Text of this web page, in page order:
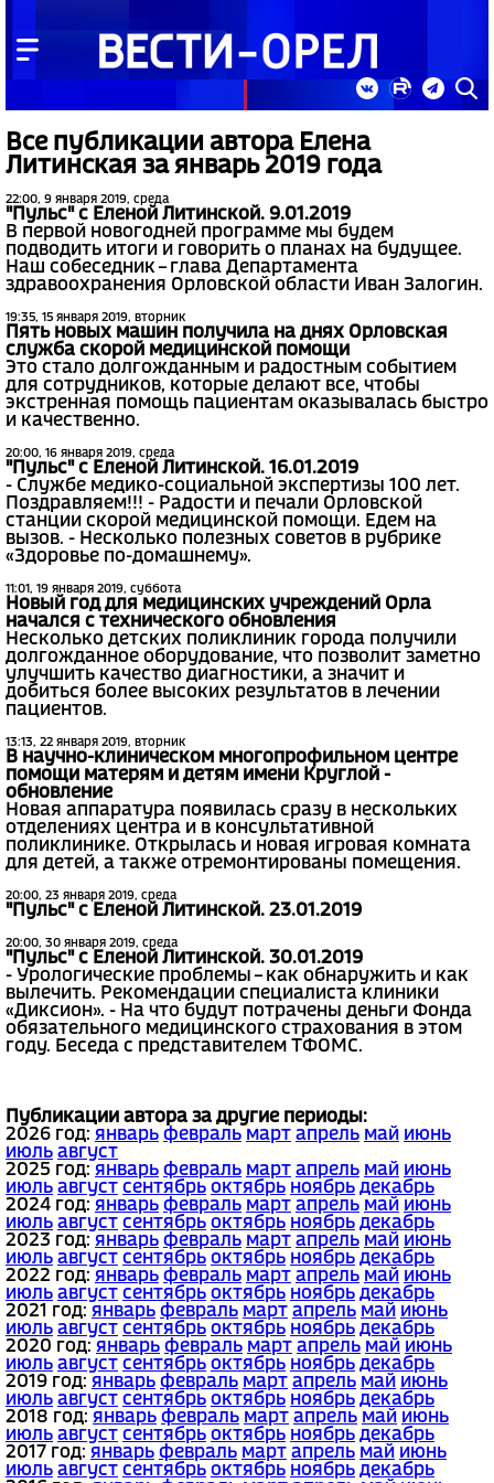
Все публикации автора Елена
Литинская за январь 2019 года
22:00, 9 января 2019, среда
"Пульс" с Еленой Литинской. 9.01.2019
В первой новогодней программе мы будем
подводить итоги и говорить о планах на будущее.
Наш собеседник – глава Департамента
здравоохранения Орловской области Иван Залогин.
19:35, 15 января 2019, вторник
Пять новых машин получила на днях Орловская
служба скорой медицинской помощи
Это стало долгожданным и радостным событием
для сотрудников, которые делают все, чтобы
экстренная помощь пациентам оказывалась быстро
и качественно.
20:00, 16 января 2019, среда
"Пульс" с Еленой Литинской. 16.01.2019
- Службе медико-социальной экспертизы 100 лет.
Поздравляем!!! - Радости и печали Орловской
станции скорой медицинской помощи. Едем на
вызов. - Несколько полезных советов в рубрике
«Здоровье по-домашнему».
11:01, 19 января 2019, суббота
Новый год для медицинских учреждений Орла
начался с технического обновления
Несколько детских поликлиник города получили
долгожданное оборудование, что позволит заметно
улучшить качество диагностики, а значит и
добиться более высоких результатов в лечении
пациентов.
13:13, 22 января 2019, вторник
В научно-клиническом многопрофильном центре
помощи матерям и детям имени Круглой -
обновление
Новая аппаратура появилась сразу в нескольких
отделениях центра и в консультативной
поликлинике. Открылась и новая игровая комната
для детей, а также отремонтированы помещения.
20:00, 23 января 2019, среда
"Пульс" с Еленой Литинской. 23.01.2019
20:00, 30 января 2019, среда
"Пульс" с Еленой Литинской. 30.01.2019
- Урологические проблемы – как обнаружить и как
вылечить. Рекомендации специалиста клиники
«Диксион». - На что будут потрачены деньги Фонда
обязательного медицинского страхования в этом
году. Беседа с представителем ТФОМС.
Публикации автора за другие периоды:
2026 год: январь февраль март апрель май июнь
июль август
2025 год: январь февраль март апрель май июнь
июль август сентябрь октябрь ноябрь декабрь
2024 год: январь февраль март апрель май июнь
июль август сентябрь октябрь ноябрь декабрь
2023 год: январь февраль март апрель май июнь
июль август сентябрь октябрь ноябрь декабрь
2022 год: январь февраль март апрель май июнь
июль август сентябрь октябрь ноябрь декабрь
2021 год: январь февраль март апрель май июнь
июль август сентябрь октябрь ноябрь декабрь
2020 год: январь февраль март апрель май июнь
июль август сентябрь октябрь ноябрь декабрь
2019 год: январь февраль март апрель май июнь
июль август сентябрь октябрь ноябрь декабрь
2018 год: январь февраль март апрель май июнь
июль август сентябрь октябрь ноябрь декабрь
2017 год: январь февраль март апрель май июнь
июль август сентябрь октябрь ноябрь декабрь